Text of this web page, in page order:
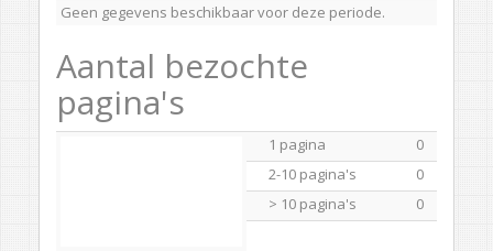
Geen gegevens beschikbaar voor deze periode.
Aantal bezochte
pagina's
1 pagina
0
2-10 pagina's
0
> 10 pagina's
0